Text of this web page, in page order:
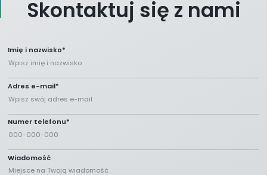
Skontaktuj się z nami
Imię i nazwisko*
Adres e-mail*
Numer telefonu*
Wiadomość